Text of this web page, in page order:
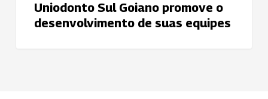
Uniodonto Sul Goiano promove o
desenvolvimento de suas equipes